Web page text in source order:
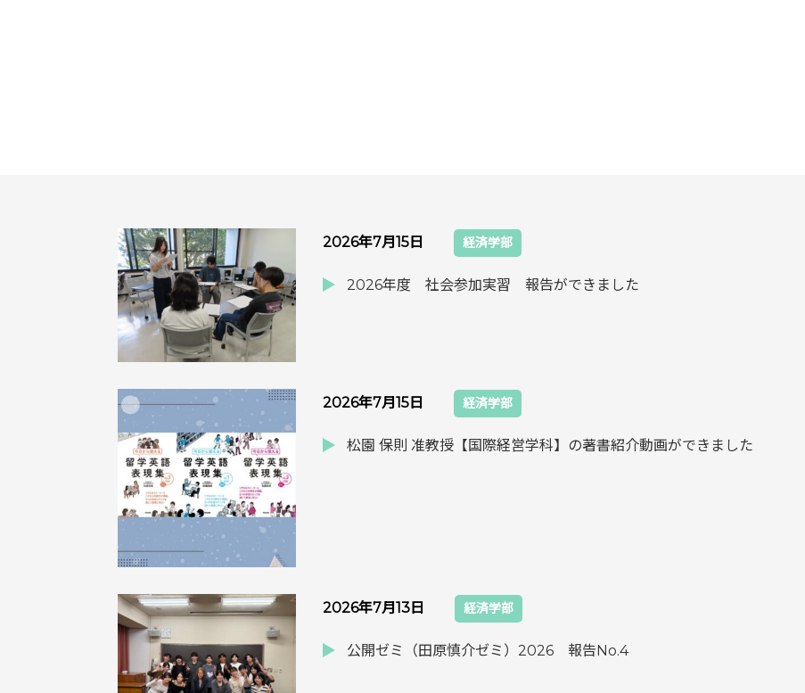
2026年7月15日 経済学部
2026年度 社会参加実習 報告ができました
2026年7月15日 経済学部
松園 保則 准教授【国際経営学科】の著書紹介動画ができました
2026年7月13日 経済学部
公開ゼミ（田原慎介ゼミ）2026 報告No.4